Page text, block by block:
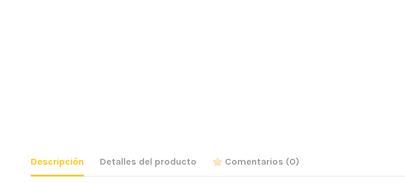
Descripción Detalles del producto Comentarios (0)